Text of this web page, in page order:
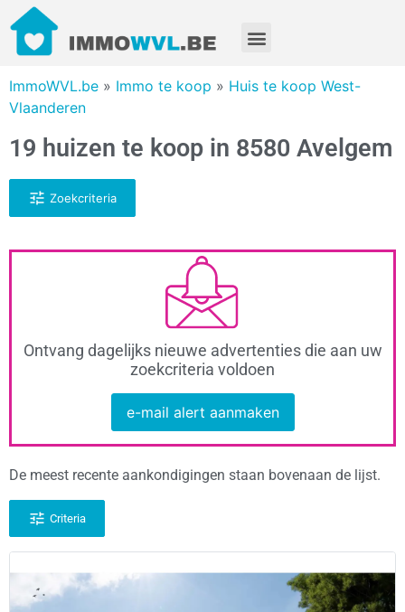
ImmoWVL.be » Immo te koop » Huis te koop West-
Vlaanderen
19 huizen te koop in 8580 Avelgem
Zoekcriteria
Ontvang dagelijks nieuwe advertenties die aan uw
zoekcriteria voldoen
e-mail alert aanmaken
De meest recente aankondigingen staan bovenaan de lijst.
Criteria